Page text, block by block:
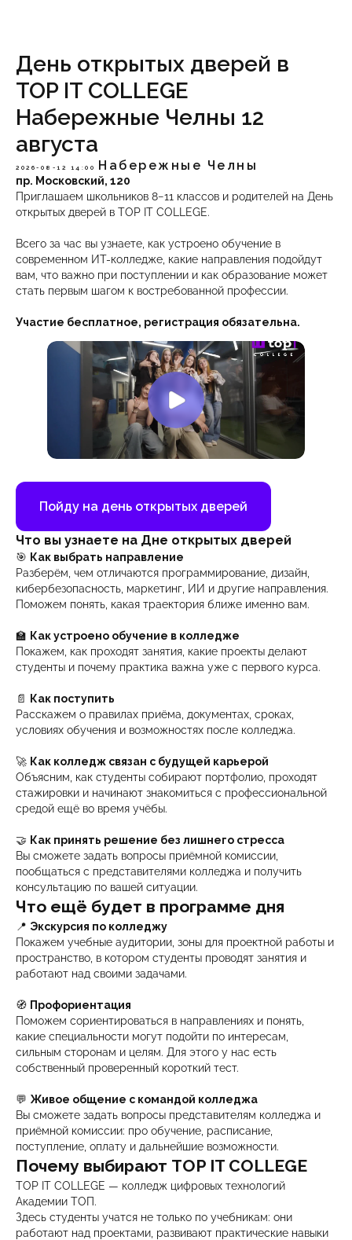
День открытых дверей в
TOP IT COLLEGE
Набережные Челны 12
августа
2026-08-12 14:00 Набережные Челны
пр. Московский, 120
Приглашаем школьников 8−11 классов и родителей на День
открытых дверей в TOP IT COLLEGE.
Всего за час вы узнаете, как устроено обучение в
современном ИТ-колледже, какие направления подойдут
вам, что важно при поступлении и как образование может
стать первым шагом к востребованной профессии.
Участие бесплатное, регистрация обязательна.
Пойду на день открытых дверей
Что вы узнаете на Дне открытых дверей
🎯 Как выбрать направление
Разберём, чем отличаются программирование, дизайн,
кибербезопасность, маркетинг, ИИ и другие направления.
Поможем понять, какая траектория ближе именно вам.
🏫 Как устроено обучение в колледже
Покажем, как проходят занятия, какие проекты делают
студенты и почему практика важна уже с первого курса.
📄
Как поступить
Расскажем о правилах приёма, документах, сроках,
условиях обучения и возможностях после колледжа.
🚀 Как колледж связан с будущей карьерой
Объясним, как студенты собирают портфолио, проходят
стажировки и начинают знакомиться с профессиональной
средой ещё во время учёбы.
🤝 Как принять решение без лишнего стресса
Вы сможете задать вопросы приёмной комиссии,
пообщаться с представителями колледжа и получить
консультацию по вашей ситуации.
Что ещё будет в программе дня
📍 Экскурсия по колледжу
Покажем учебные аудитории, зоны для проектной работы и
пространство, в котором студенты проводят занятия и
работают над своими задачами.
🧭 Профориентация
Поможем сориентироваться в направлениях и понять,
какие специальности могут подойти по интересам,
сильным сторонам и целям. Для этого у нас есть
собственный проверенный короткий тест.
💬 Живое общение с командой колледжа
Вы сможете задать вопросы представителям колледжа и
приёмной комиссии: про обучение, расписание,
поступление, оплату и дальнейшие возможности.
Почему выбирают TOP IT COLLEGE
TOP IT COLLEGE — колледж цифровых технологий
Академии ТОП.
Здесь студенты учатся не только по учебникам: они
работают над проектами, развивают практические навыки